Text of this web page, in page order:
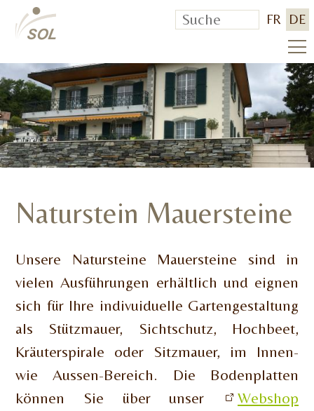
FR DE
Naturstein Mauersteine
Unsere Natursteine Mauersteine sind in
vielen Ausführungen erhältlich und eignen
sich für Ihre indivuiduelle Gartengestaltung
als Stützmauer, Sichtschutz, Hochbeet,
Kräuterspirale oder Sitzmauer, im Innen-
wie Aussen-Bereich. Die Bodenplatten
können Sie über unser
Webshop